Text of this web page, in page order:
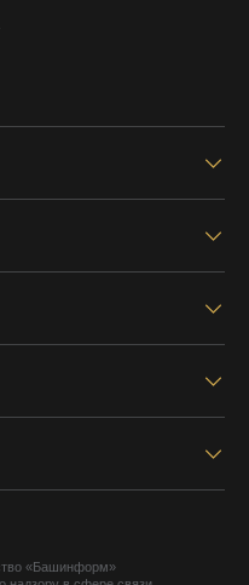
«Башинформ»